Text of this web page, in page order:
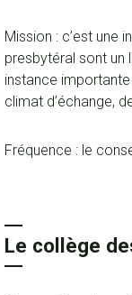
Mission : c’est une
presbytéral sont un
instance
climat d’échange,
Fréquence : le
Le collège